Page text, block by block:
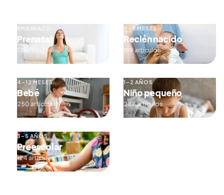
EMBARAZO
Prenatal
171 artículos
0–3 MESES
Recién nacido
189 artículos
4–12 MESES
Bebé
250 artículos
1–2 AÑOS
Niño pequeño
287 artículos
3–5 AÑOS
Preescolar
124 artículos